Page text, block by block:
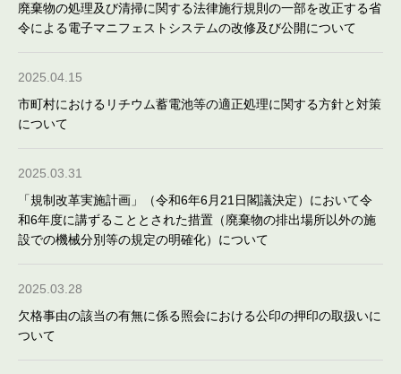
廃棄物の処理及び清掃に関する法律施行規則の一部を改正する省
令による電子マニフェストシステムの改修及び公開について
2025.04.15
市町村におけるリチウム蓄電池等の適正処理に関する方針と対策
について
2025.03.31
「規制改革実施計画」（令和6年6月21日閣議決定）において令
和6年度に講ずることとされた措置（廃棄物の排出場所以外の施
設での機械分別等の規定の明確化）について
2025.03.28
欠格事由の該当の有無に係る照会における公印の押印の取扱いに
ついて